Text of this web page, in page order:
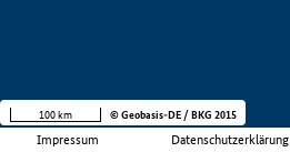
Impressum Datenschutzerklärung
100 km © Geobasis-DE / BKG 2015